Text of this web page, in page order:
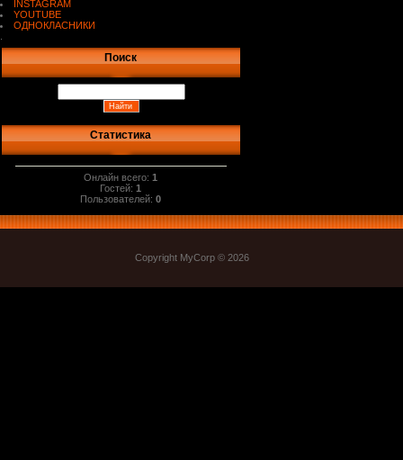
INSTAGRAM
YOUTUBE
ОДНОКЛАСНИКИ
Поиск
Статистика
Онлайн всего:1
Гостей:1
Пользователей:0
Copyright MyCorp © 2026